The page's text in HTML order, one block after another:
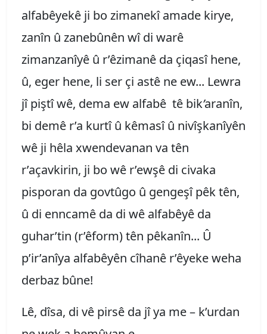
alfabêyekê ji bo zimanekî amade kirye,
zanîn û zanebûnên wî di warê
zimanzanîyê û r’êzimanê da çiqasî hene,
û, eger hene, li ser çi astê ne ew... Lewra
jî piştî wê, dema ew alfabê tê bik’aranîn,
bi demê r’a kurtî û kêmasî û nivîşkanîyên
wê ji hêla xwendevanan va tên
r’açavkirin, ji bo wê r’ewşê di civaka
pisporan da govtûgo û gengeşî pêk tên,
û di enncamê da di wê alfabêyê da
guhar’tin (r’êform) tên pêkanîn... Û
p’ir’anîya alfabêyên cîhanê r’êyeke weha
derbaz bûne!
Lê, dîsa, di vê pirsê da jî ya me – k’urdan